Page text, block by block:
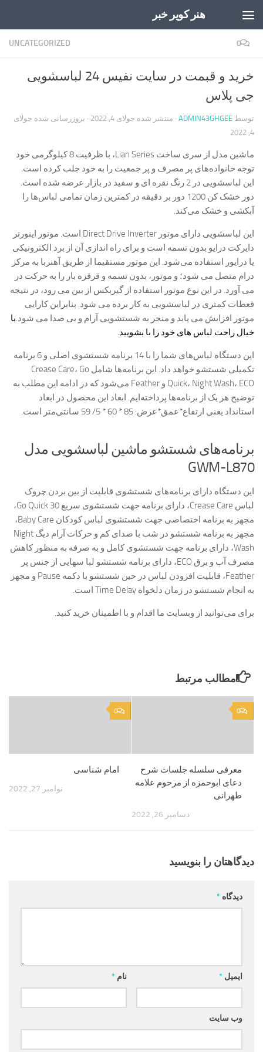
هنر کویر خبر
UNCATEGORIZED 0
خرید و قبمت در سایت نفیس 24 لباسشویی
جی پلاس
توسط ADMIN43GHGEE · منتشر شده جولای 4, 2022 · بروزرسانی شده جولای
4, 2022
ماشین مدل از سری ساخت Lian Series، با ظرفیت 8 کیلوگرمی خود
توجه خانواده‌های پر مصرف و پر جمعیت را به خود جلب کرده است.
این لباسشویی در 2 رنگ نقره ای و سفید در بازار عرضه شده است.
دور خشک کن 1200 دور بر دقیقه در کمترین زمان تمامی لباس‌ها را
آبکشی و خشک می‌کند.
این لباسشویی دارای موتور Direct Drive Inverter است. موتور اینورتر
دایرکت درایو بدون تسمه است و برای راه ‌اندازی آن از برد الکترونیکی
یا درایور استفاده می‌شود‌. این موتور مستقیما از طریق آهنربا به مرکز
درام متصل می شود؛ و موتور، بدون تسمه و قرقره بار را به حرکت در
می آورد. در این نوع موتور استفاده از گیربکس از بین می رود، در نتیجه
قعطات کمتری در لباسشویی به کار برده می شود. بنابراین کارایی
موتور افزایش می یابد و منجر به شستشویی آرام و بی صدا می شود.با
خیال راحت لباس های خود را با بشویید.
این دستگاه لباس‌های شما را با 14 برنامه شستشوی اصلی و 6 برنامه
تکمیلی شستشو خواهد داد. این برنامه‌ها شامل Crease Care، Go
Quick، Night Wash، ECO و Feather می‌شود که در ادامه این مطلب به
توضیح هر یک از برنامه‌ها پرداخته‌ایم. ابعاد این محصول در ابعاد
استانداد یعنی ارتفاع*عمق*عرض: 85 * 60 * 5/ 59 سانتی‌متر است.
برنامه‌های شستشو ماشین لباسشویی مدل
GWM-L870
این دستگاه دارای برنامه‌های شستشوی قابلیت از بین بردن چروک
لباس Crease Care، دارای برنامه جهت شستشوی سریع Go Quick 30،
مجهز به برنامه اختصاصی جهت شستشوی لباس کودکان Baby Care،
مجهز به برنامه شستشو در شب با صدای کم و حرکات آرام دیگ Night
Wash، دارای برنامه جهت شستشوی کامل و به صرفه به منظور کاهش
مصرف آب و برق ECO، دارای برنامه شستشو لبا سهایی از جنس پر
Feather، قابلیت افزودن لباس در حین شستشو با دکمه Pause و مجهز
به انجام شستشو در زمان دلخواه Time Delay است.
برای می‌توانید از وبسایت ما اقدام و با اطمینان خرید کنید.
مطالب مرتبط
0
امام شناسی
نوامبر 27, 2022
0
معرفی سلسله جلسات شرح
دعای ابوحمزه از مرحوم علامه
طهرانی
دسامبر 26, 2022
دیدگاهتان را بنویسید
دیدگاه *
نام * ایمیل *
وب‌ سایت